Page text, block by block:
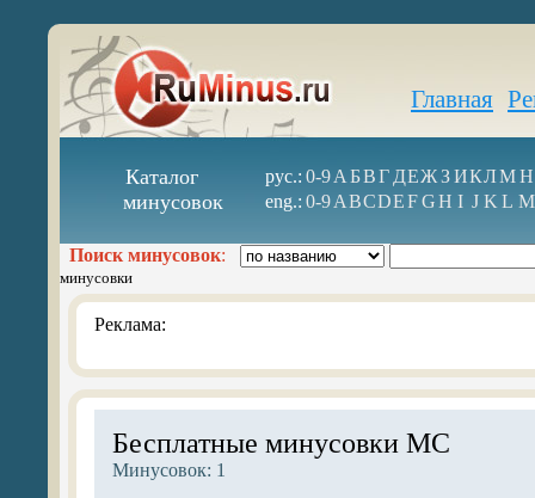
Главная
Каталог
минусовок
рус.: 0-9А БВГ ДЕЖ З ИКЛМН
eng.: 0-9ABCDEFGH I J K L M
Поиск минусовок:
минусовки
Реклама:
Бесплатные минусовки MC
Минусовок: 1